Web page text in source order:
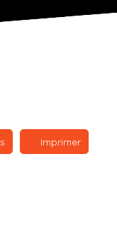
Imprimer